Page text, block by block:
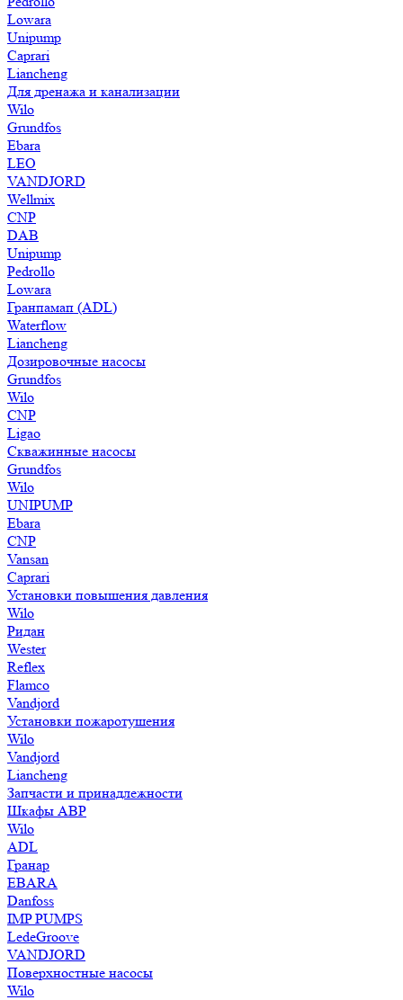
Lowara
Unipump
Caprari
Liancheng
Для дренажа и канализации
Wilo
Grundfos
Ebara
LEO
VANDJORD
Wellmix
CNP
DAB
Unipump
Pedrollo
Lowara
Гранпамап (ADL)
Waterflow
Liancheng
Дозировочные насосы
Grundfos
Wilo
CNP
Ligao
Скважинные насосы
Grundfos
Wilo
UNIPUMP
Ebara
CNP
Vansan
Caprari
Установки повышения давления
Wilo
Ридан
Wester
Reflex
Flamco
Vandjord
Установки пожаротушения
Wilo
Vandjord
Liancheng
Запчасти и принадлежности
Шкафы АВР
Wilo
ADL
Гранар
EBARA
Danfoss
IMP PUMPS
LedeGroove
VANDJORD
Поверхностные насосы
Wilo